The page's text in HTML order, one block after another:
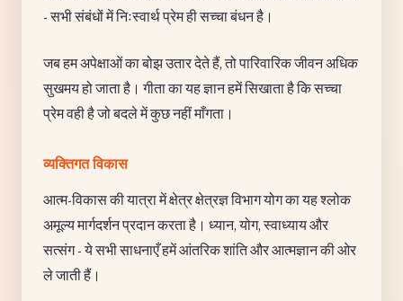
- सभी संबंधों में निःस्वार्थ प्रेम ही सच्चा बंधन है।
जब हम अपेक्षाओं का बोझ उतार देते हैं, तो पारिवारिक जीवन अधिक
सुखमय हो जाता है। गीता का यह ज्ञान हमें सिखाता है कि सच्चा
प्रेम वही है जो बदले में कुछ नहीं माँगता।
व्यक्तिगत विकास
आत्म-विकास की यात्रा में क्षेत्र क्षेत्रज्ञ विभाग योग का यह श्लोक
अमूल्य मार्गदर्शन प्रदान करता है। ध्यान, योग, स्वाध्याय और
सत्संग - ये सभी साधनाएँ हमें आंतरिक शांति और आत्मज्ञान की ओर
ले जाती हैं।